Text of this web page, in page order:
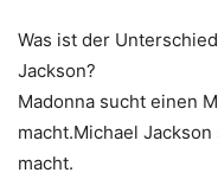
Was ist der
Jackson?
Madonna sucht einen
macht.Michael
macht.